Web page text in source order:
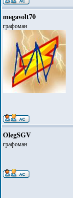
megavolt70
графоман
OlegSGV
графоман